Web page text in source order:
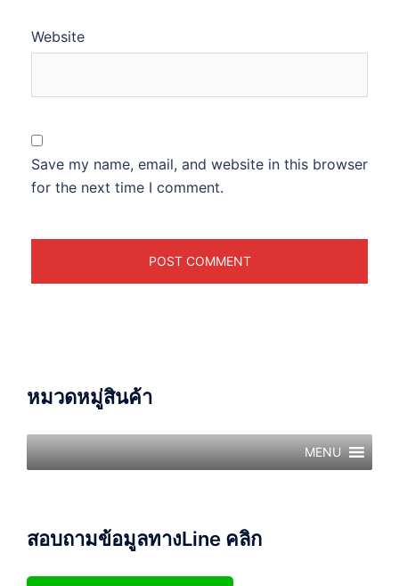
Website
Save my name, email, and website in this browser
for the next time I comment.
หมวดหมู่สินค้า
MENU
สอบถามข้อมูลทางLine คลิก